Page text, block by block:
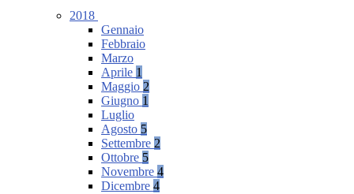
2018
Gennaio
Febbraio
Marzo
Aprile 1
Maggio 2
Giugno 1
Luglio
Agosto 5
Settembre 2
Ottobre 5
Novembre 4
Dicembre 4